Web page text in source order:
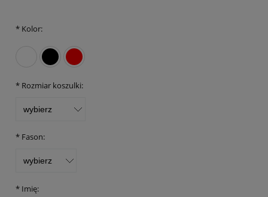
* Kolor:
* Rozmiar koszulki:
* Fason:
* Imię: